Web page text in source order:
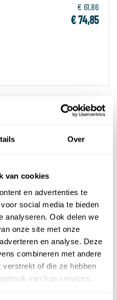
Over
van cookies
en advertenties te
social media te bieden
analyseren. Ook delen we
onze site met onze
en analyse. Deze
combineren met andere
verstrekt of die ze hebben
van hun services.
€ 61,86
€ 74,85
in een klassiek,
elk frame aan.
glas 8,76, 10,76, 12,76